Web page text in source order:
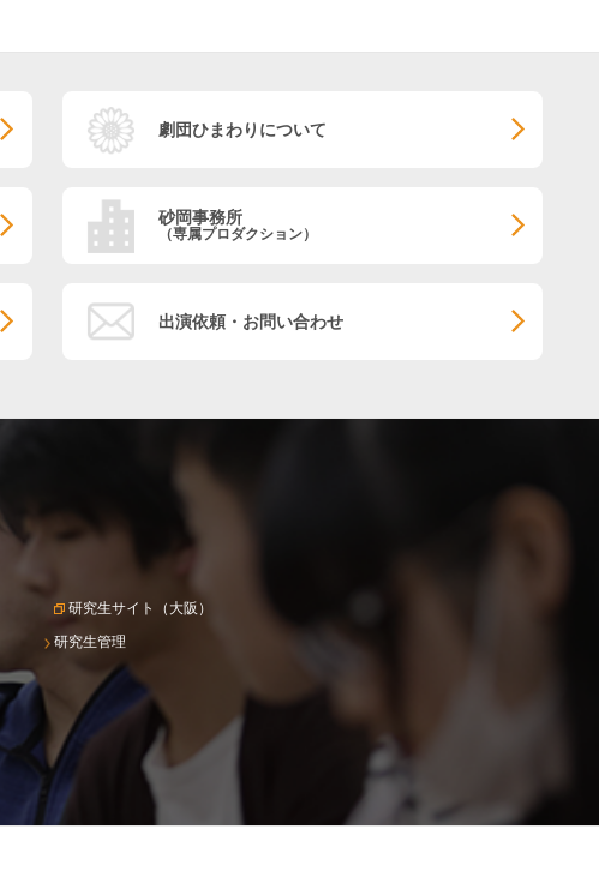
劇団ひまわりについて
砂岡事務所
（専属プロダクション）
出演依頼・お問い合わせ
研究生サイト（大阪）
研究生管理